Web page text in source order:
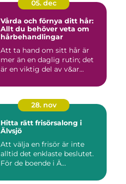
05. dec
Vårda och förnya ditt hår:
Allt du behöver veta om
hårbehandlingar
Att ta hand om sitt hår är
mer än en daglig rutin; det
är en viktig del av v&ar...
28. nov
Hitta rätt frisörsalong i
Älvsjö
Att välja en frisör är inte
alltid det enklaste beslutet.
För de boende i Ä...